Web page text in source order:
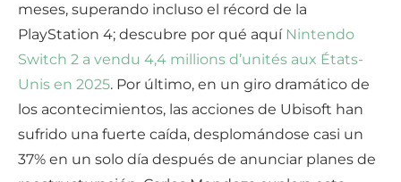
meses, superando incluso el récord de la
PlayStation 4; descubre por qué aquí Nintendo
Switch 2 a vendu 4,4 millions d’unités aux États-
Unis en 2025. Por último, en un giro dramático de
los acontecimientos, las acciones de Ubisoft han
sufrido una fuerte caída, desplomándose casi un
37% en un solo día después de anunciar planes de